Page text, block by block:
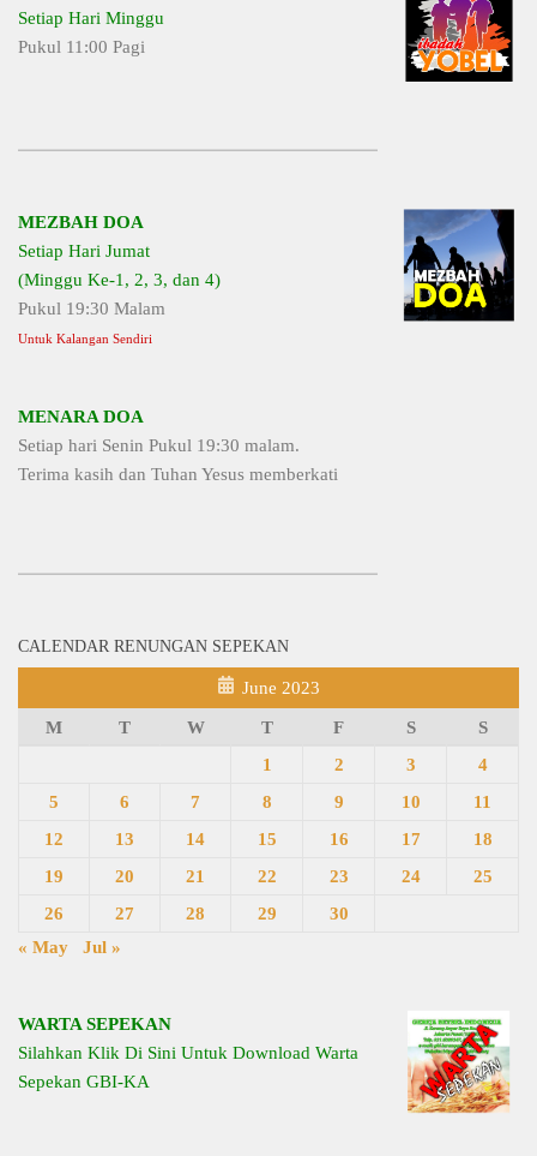
Setiap Hari Minggu
Pukul 11:00 Pagi
MEZBAH DOA
Setiap Hari Jumat
(Minggu Ke-1, 2, 3, dan 4)
Pukul 19:30 Malam
Untuk Kalangan Sendiri
MENARA DOA
Setiap hari Senin Pukul 19:30 malam.
Terima kasih dan Tuhan Yesus memberkati
CALENDAR RENUNGAN SEPEKAN
June 2023
M T W T F S
S
1
2 3
4
5
6 7 8 9 10
11
12
13 14 15 16 17
18
19
20 21 22 23 24
25
26
27 28 29
30
« May
Jul »
WARTA SEPEKAN
Silahkan Klik Di Sini Untuk Download Warta
Sepekan GBI-KA